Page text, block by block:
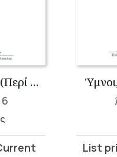
Αποσπάσματα (Περί ψυχής, Υπομνήματα εις Πλάτωνα, Επιστολαί)
Original
Current